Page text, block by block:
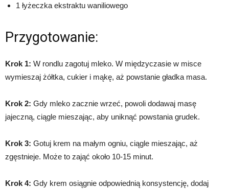
1 łyżeczka ekstraktu waniliowego
Przygotowanie:
Krok 1: W rondlu zagotuj mleko. W międzyczasie w misce
wymieszaj żółtka, cukier i mąkę, aż powstanie gładka masa.
Krok 2: Gdy mleko zacznie wrzeć, powoli dodawaj masę
jajeczną, ciągle mieszając, aby uniknąć powstania grudek.
Krok 3: Gotuj krem na małym ogniu, ciągle mieszając, aż
zgęstnieje. Może to zająć około 10-15 minut.
Krok 4: Gdy krem osiągnie odpowiednią konsystencję, dodaj